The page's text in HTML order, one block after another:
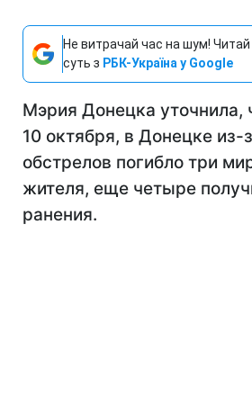
Не витрачай час на шум! Читай
суть з РБК-Україна у Google
Мэрия Донецка уточнила,
10 октября, в Донецке из-
обстрелов погибло три
жителя, еще четыре
ранения.